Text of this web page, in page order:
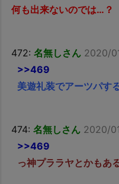
何も出来ないのでは…？
472: 名無しさん 2020/
>>469
美遊礼装でアーツパす
474: 名無しさん 2020/
>>469
っ神プララヤとかもあ